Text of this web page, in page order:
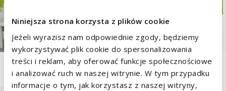
Niniejsza strona korzysta z plików cookie
Jeżeli wyrazisz nam odpowiednie zgody, będziemy
wykorzystywać plik cookie do spersonalizowania
treści i reklam, aby oferować funkcje społecznościowe
i analizować ruch w naszej witrynie. W tym przypadku
informacje o tym, jak korzystasz z naszej witryny,
OBLICZ
SKŁADKĘ
ZAMÓW
ROZMOWĘ